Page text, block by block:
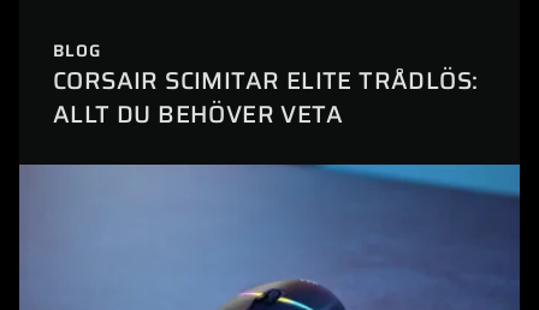
BLOG
CORSAIR SCIMITAR ELITE TRÅDLÖS:
ALLT DU BEHÖVER VETA